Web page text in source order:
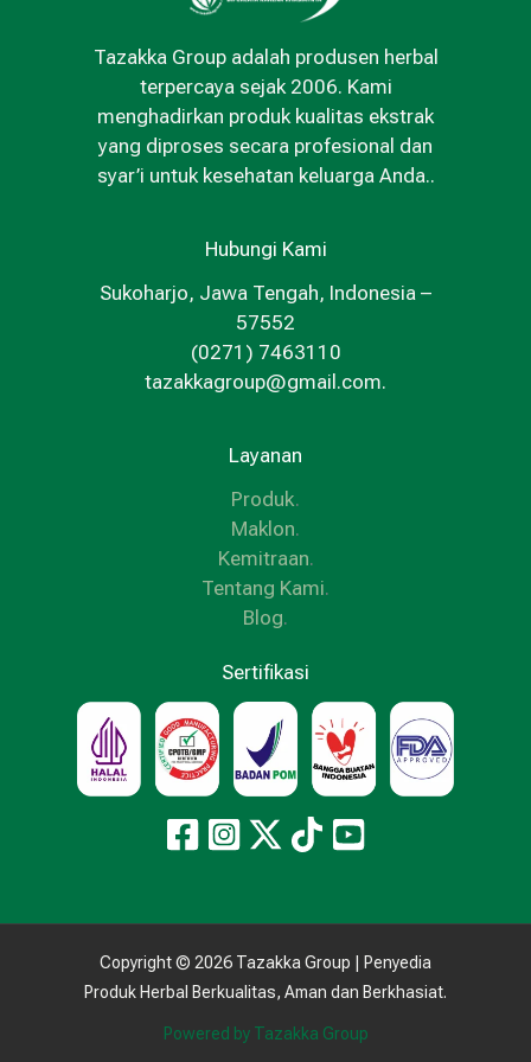
Tazakka Group adalah produsen herbal
terpercaya sejak 2006. Kami
menghadirkan produk kualitas ekstrak
yang diproses secara profesional dan
syar’i untuk kesehatan keluarga Anda..
Hubungi Kami
Sukoharjo, Jawa Tengah, Indonesia –
57552
(0271) 7463110
tazakkagroup@gmail.com.
Layanan
Produk.
Maklon.
Kemitraan.
Tentang Kami.
Blog.
Sertifikasi
Copyright © 2026 Tazakka Group | Penyedia
Produk Herbal Berkualitas, Aman dan Berkhasiat.
Powered by Tazakka Group